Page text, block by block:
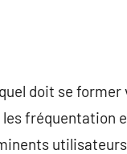
doit se
fréquentation